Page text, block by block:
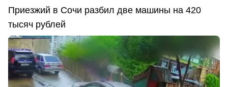
Приезжий в Сочи разбил две машины на 420
тысяч рублей